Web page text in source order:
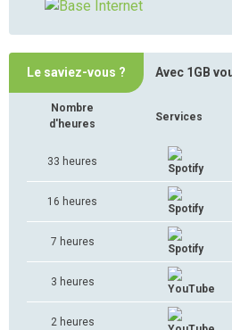
Le saviez-vous ? Avec 1GB
Nombre
d'heures
Services
33 heures
16 heures
7 heures
3 heures
2 heures